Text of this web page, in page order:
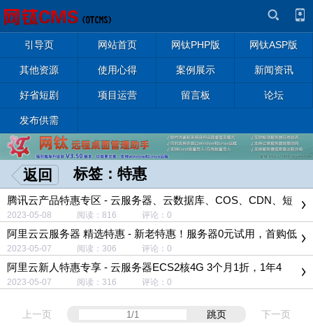
引导页 网站首页 网钛PHP版 网钛ASP版
其他资源 使用心得 案例展示 新闻资讯
好省短剧 项目运营 留言板 论坛
发布供需
返回 标签：特惠
腾讯云产品特惠专区 - 云服务器、云数据库、COS、CDN、短
信等云产品特惠热卖中
2023-05-08 阅读：816 评论：0
阿里云云服务器 精选特惠 - 新老特惠！服务器0元试用，首购低
至0.9元/月起
2023-05-07 阅读：306 评论：0
阿里云新人特惠专享 - 云服务器ECS2核4G 3个月1折，1年4
折。领取上云大礼包单笔最高立减1500元
2023-05-07 阅读：316 评论：0
上一页 跳页 下一页